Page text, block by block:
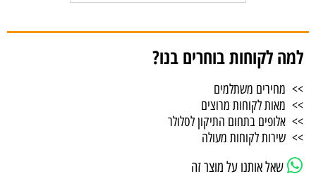
למה לקוחות בוחרים בנו?
>> מחירים משתלמים
>> מאות לקוחות מרוצים
>> אלופים בתחום התיקון לסלולר
>> שירות לקוחות מעולה
שאל אותנו על מוצר זה